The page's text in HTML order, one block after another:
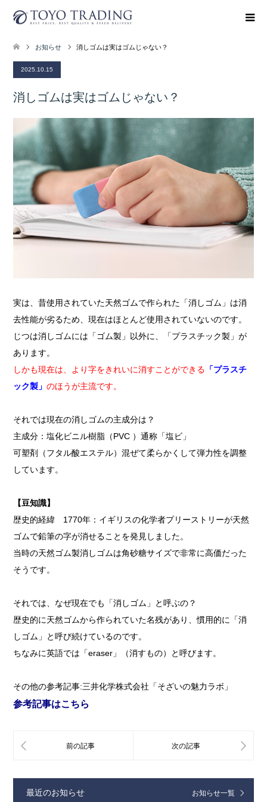
お知らせ 消しゴムは実はゴムじゃない？
2025.10.15
消しゴムは実はゴムじゃない？
実は、昔使用されていた天然ゴムで作られた「消しゴム」は消
去性能が劣るため、現在はほとんど使用されていないのです。
じつは消しゴムには「ゴム製」以外に、「プラスチック製」が
あります。
しかも現在は、より字をきれいに消すことができる 「プラスチ
ック製」 のほうが主流です。
それでは現在の消しゴムの主成分は？
主成分：塩化ビニル樹脂（PVC ）通称「塩ビ」
可塑剤（フタル酸エステル）混ぜて柔らかくして弾力性を調整
しています。
【豆知識】
歴史的経緯 1770年：イギリスの化学者プリーストリーが天然
ゴムで鉛筆の字が消せることを発見しました。
当時の天然ゴム製消しゴムは角砂糖サイズで非常に高価だった
そうです。
それでは、なぜ現在でも「消しゴム」と呼ぶの？
歴史的に天然ゴムから作られていた名残があり、慣用的に「消
しゴム」と呼び続けているのです。
ちなみに英語では「eraser」（消すもの）と呼びます。
その他の参考記事:三井化学株式会社「そざいの魅力ラボ」
参考記事はこちら
最近のお知らせ お知らせ一覧